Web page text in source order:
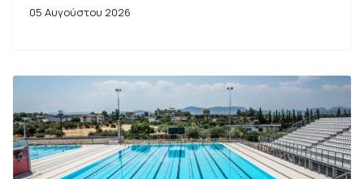
05 Αυγούστου 2026